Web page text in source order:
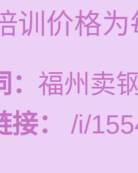
训价格
福州卖
：
/i/